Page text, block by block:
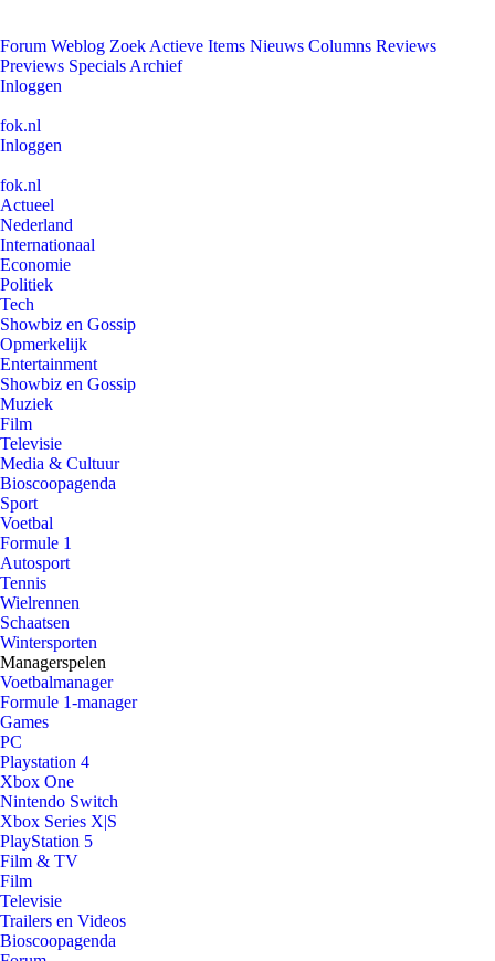
Forum Weblog Zoek Actieve Items Nieuws Columns Reviews
Previews Specials Archief
Inloggen
fok.nl
Inloggen
fok.nl
Actueel
Nederland
Internationaal
Economie
Politiek
Tech
Showbiz en Gossip
Opmerkelijk
Entertainment
Showbiz en Gossip
Muziek
Film
Televisie
Media & Cultuur
Bioscoopagenda
Sport
Voetbal
Formule 1
Autosport
Tennis
Wielrennen
Schaatsen
Wintersporten
Managerspelen
Voetbalmanager
Formule 1-manager
Games
PC
Playstation 4
Xbox One
Nintendo Switch
Xbox Series X|S
PlayStation 5
Film & TV
Film
Televisie
Trailers en Videos
Bioscoopagenda